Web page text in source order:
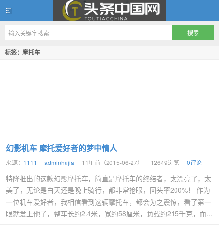
头条中国网
标签：摩托车
幻影机车 摩托爱好者的梦中情人
来源： 1111 adminhujia 11年前（2015-06-27） 12649浏览 0评论
特隆推出的这款幻影摩托车，简直是摩托车的终结者，太漂亮了，太
美了，无论是白天还是晚上骑行，都非常抢眼，回头率200%！ 作为
一位机车爱好者，我相信看到这辆摩托车，都会为之震惊，看了第一
眼就爱上他了，整车长约2.4米，宽约58厘米，负载约215千克，而...